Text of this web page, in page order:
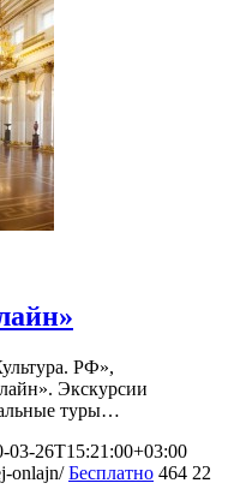
РФ»,
Экскурсии
туры…
03-26T15:21:00+03:00
onlajn/ Бесплатно 464 22